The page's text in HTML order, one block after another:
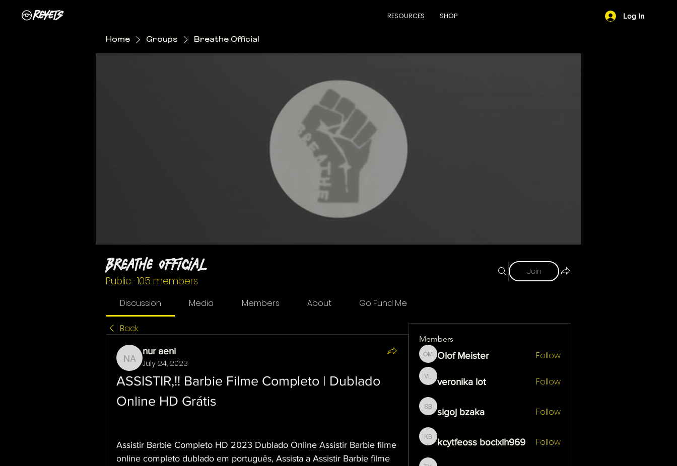
Log In
RESOURCES SHOP
Home Groups Breathe Official
Breathe Official
Public ·105 members
Join
Discussion Media Members About Go Fund Me
Back
nur aeni
nur aeni
July 24, 2023
ASSISTIR,!! Barbie Filme Completo | Dublado
Online HD Grátis
Assistir Barbie Completo HD 2023 Dublado Online Assistir Barbie filme
online completo dublado em português, Assista a Assistir Barbie filme
Members
Olof Meister
Olof Meister Follow
veronika lot
veronika lot Follow
sigoj bzaka
sigoj bzaka Follow
kcytfeoss bocixih969
kcytfeoss bocixih969 Follow